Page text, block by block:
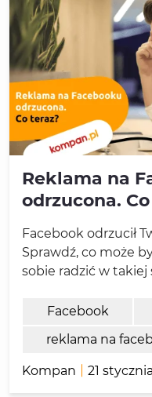
Reklama na
odrzucona.
Facebook odrzucił
Sprawdź, co może
sobie radzić w takiej
Facebook
reklama na
Kompan 21